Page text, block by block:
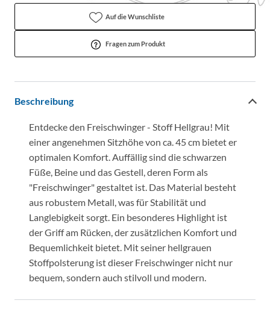
Auf die Wunschliste
Fragen zum Produkt
Beschreibung
Entdecke den Freischwinger - Stoff Hellgrau! Mit
einer angenehmen Sitzhöhe von ca. 45 cm bietet er
optimalen Komfort. Auffällig sind die schwarzen
Füße, Beine und das Gestell, deren Form als
"Freischwinger" gestaltet ist. Das Material besteht
aus robustem Metall, was für Stabilität und
Langlebigkeit sorgt. Ein besonderes Highlight ist
der Griff am Rücken, der zusätzlichen Komfort und
Bequemlichkeit bietet. Mit seiner hellgrauen
Stoffpolsterung ist dieser Freischwinger nicht nur
bequem, sondern auch stilvoll und modern.